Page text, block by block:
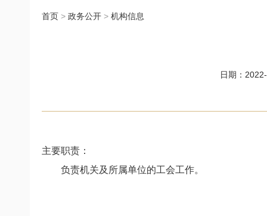
首页 > 政务公开 > 机构信息
日期：
主要职责 ：
负责机关及所属单位的工会工作。